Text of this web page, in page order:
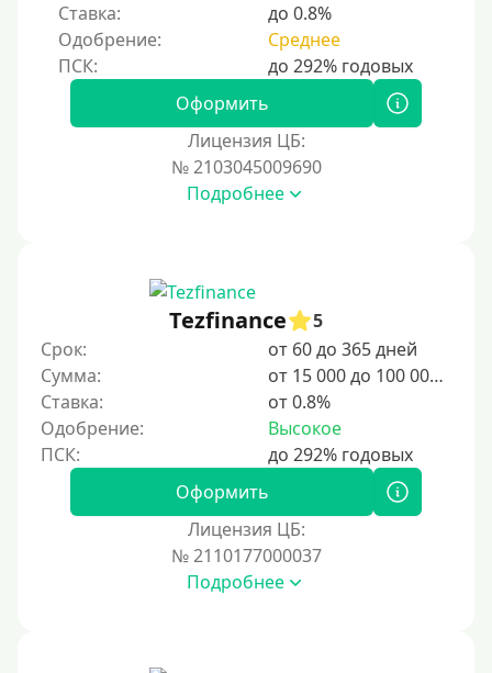
Ставка:
до 0.8%
Одобрение:
Среднее
Оформить
Лицензия ЦБ:
№ 2103045009690
Подробнее
Tezfinance
5
Срок:
от 60 до 365 дней
Сумма:
от 15 000 до 100 000 ₽
Ставка:
от 0.8%
Одобрение:
Высокое
Оформить
Лицензия ЦБ:
№ 2110177000037
Подробнее